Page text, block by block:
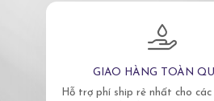
GIAO HÀNG TOÀN
Hỗ trợ phí ship rẻ nhất cho